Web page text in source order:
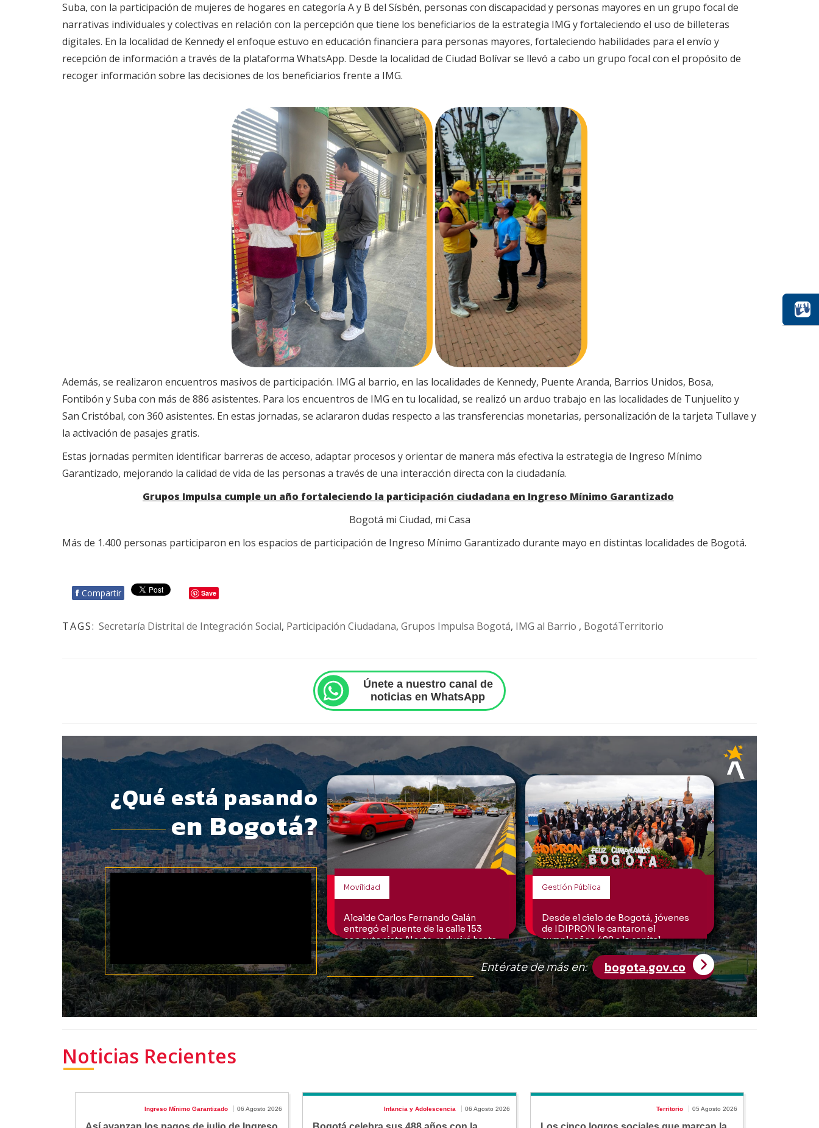
Suba, con la participación de mujeres de hogares en categoría A y B del Sísbén, personas con discapacidad y personas mayores en un grupo focal de
narrativas individuales y colectivas en relación con la percepción que tiene los beneficiarios de la estrategia IMG y fortaleciendo el uso de billeteras
digitales. En la localidad de Kennedy el enfoque estuvo en educación financiera para personas mayores, fortaleciendo habilidades para el envío y
recepción de información a través de la plataforma WhatsApp. Desde la localidad de Ciudad Bolívar se llevó a cabo un grupo focal con el propósito de
recoger información sobre las decisiones de los beneficiarios frente a IMG.
Además, se realizaron encuentros masivos de participación. IMG al barrio, en las localidades de Kennedy, Puente Aranda, Barrios Unidos, Bosa,
Fontibón y Suba con más de 886 asistentes. Para los encuentros de IMG en tu localidad, se realizó un arduo trabajo en las localidades de Tunjuelito y
San Cristóbal, con 360 asistentes. En estas jornadas, se aclararon dudas respecto a las transferencias monetarias, personalización de la tarjeta Tullave y
la activación de pasajes gratis.
Estas jornadas permiten identificar barreras de acceso, adaptar procesos y orientar de manera más efectiva la estrategia de Ingreso Mínimo
Garantizado, mejorando la calidad de vida de las personas a través de una interacción directa con la ciudadanía.
Grupos Impulsa cumple un año fortaleciendo la participación ciudadana en Ingreso Mínimo Garantizado
Bogotá mi Ciudad, mi Casa
Más de 1.400 personas participaron en los espacios de participación de Ingreso Mínimo Garantizado durante mayo en distintas localidades de Bogotá.
f Compartir Save
TAGS: Secretaría Distrital de Integración Social, Participación Ciudadana, Grupos Impulsa Bogotá, IMG al Barrio , BogotáTerritorio
Únete a nuestro canal de
noticias en WhatsApp
Noticias Recientes
Ingreso Mínimo Garantizado 06 Agosto 2026 Infancia y Adolescencia 06 Agosto 2026 Territorio 05 Agosto 2026